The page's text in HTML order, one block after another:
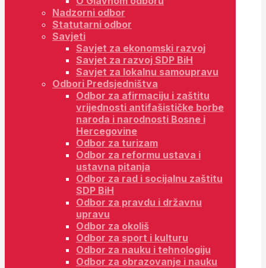
Nadzorni odbor
Statutarni odbor
Savjeti
Savjet za ekonomski razvoj
Savjet za razvoj SDP BiH
Savjet za lokalnu samoupravu
Odbori Predsjedništva
Odbor za afirmaciju i zaštitu
vrijednosti antifašističke borbe
naroda i narodnosti Bosne i
Hercegovine
Odbor za turizam
Odbor za reformu ustava i
ustavna pitanja
Odbor za rad i socijalnu zaštitu
SDP BiH
Odbor za pravdu i državnu
upravu
Odbor za okoliš
Odbor za sport i kulturu
Odbor za nauku i tehnologiju
Odbor za obrazovanje i nauku